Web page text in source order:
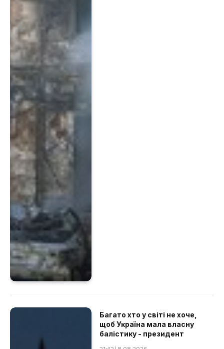
Багато хто у світі не хоче,
щоб Україна мала власну
балістику - президент